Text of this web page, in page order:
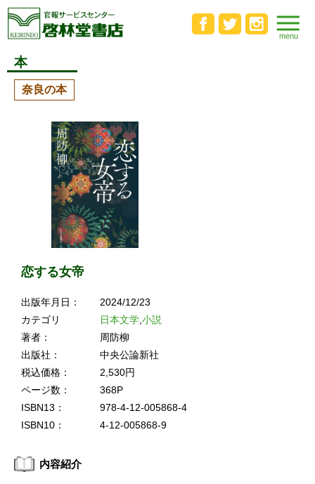
本
奈良の本
恋する女帝
出版年月日：
2024/12/23
カテゴリ
日本文学 小説
著者：
周防柳
出版社：
中央公論新社
税込価格：
2,530円
ページ数：
368P
ISBN13：
978-4-12-005868-4
ISBN10：
4-12-005868-9
内容紹介